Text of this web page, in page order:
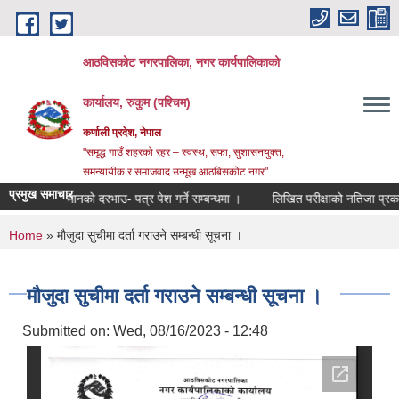
Skip to main content
आठविसकोट नगरपालिका, नगर कार्यपालिकाको
कार्यालय, रुकुम (पश्चिम)
कर्णाली प्रदेश, नेपाल
"समृद्ध गाउँ शहरको रहर – स्वस्थ, सफा, सुशासनयुक्त,
समन्यायीक र समाजवाद उन्मूख आठबिसकोट नगर"
प्रमुख समाचार
सामानको दरभाउ- पत्र पेश गर्ने सम्बन्धमा । लिखित परीक्षाको नतिजा प्रकाशन
You are here
Home » मौजुदा सुचीमा दर्ता गराउने सम्बन्धी सूचना ।
मौजुदा सुचीमा दर्ता गराउने सम्बन्धी सूचना ।
Submitted on: Wed, 08/16/2023 - 12:48